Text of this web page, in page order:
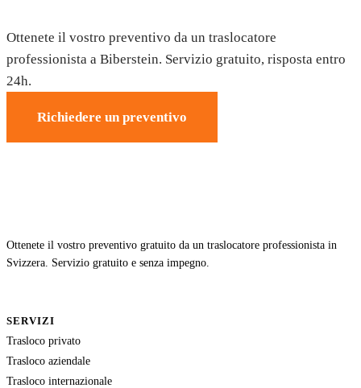
Ottenete il vostro preventivo da un traslocatore
professionista a Biberstein. Servizio gratuito, risposta entro
24h.
Richiedere un preventivo
Ottenete il vostro preventivo gratuito da un traslocatore professionista in
Svizzera. Servizio gratuito e senza impegno.
SERVIZI
Trasloco privato
Trasloco aziendale
Trasloco internazionale